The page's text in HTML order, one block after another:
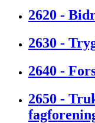
2620 -
2630 -
2640 -
2650 -